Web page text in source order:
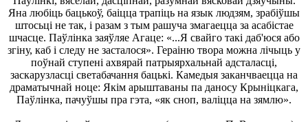
Яна любіць бацькоў, баіцца трапіць на язык людзям, зрабіўшы
штосьці не так, і разам з тым рашуча змагаецца за асабістае
шчасце. Паўлінка заяўляе Агаце: «...Я свайго такі даб'юся або
згіну, каб і следу не засталося». Гераіню твора можна лічыць у
поўнай ступені ахвярай патрыярхальнай адсталасці,
заскарузласці светабачання бацькі. Камедыя заканчваецца на
драматычнай ноце: Якім арыштаваны па даносу Крыніцкага,
Паўлінка, пачуўшы пра гэта, «як сноп, валіцца на зямлю».